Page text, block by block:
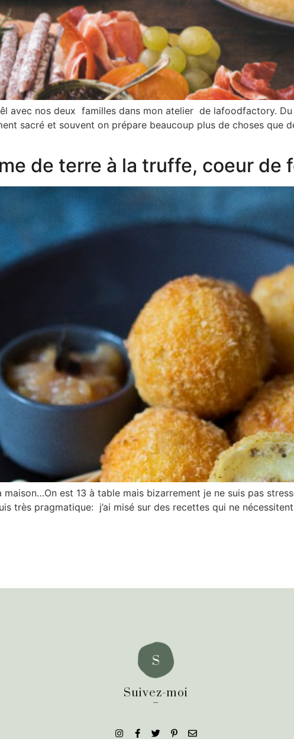
avec nos deux familles dans mon atelier de lafoodfactory. Du
sacré et souvent on prépare beaucoup plus de choses que
de terre à la truffe, coeur de
est 13 à table mais bizarrement je ne suis pas
très pragmatique: j’ai misé sur des recettes qui ne
Suivez-moi
_